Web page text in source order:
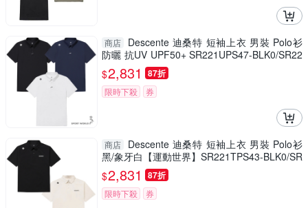
商店
Descente 迪桑特 短袖上衣 男裝 Polo衫
防曬 抗UV UPF50+ SR221UPS47-BLK0/SR22
1UPS47-DNVY/SR221UPS47-WHT0
$2,831 87折
限時下殺 券
商店
Descente 迪桑特 短袖上衣 男裝 Polo衫
黑/象牙白【運動世界】SR221TPS43-BLK0/SR
221TPS43-IVY0
$2,831 87折
限時下殺 券